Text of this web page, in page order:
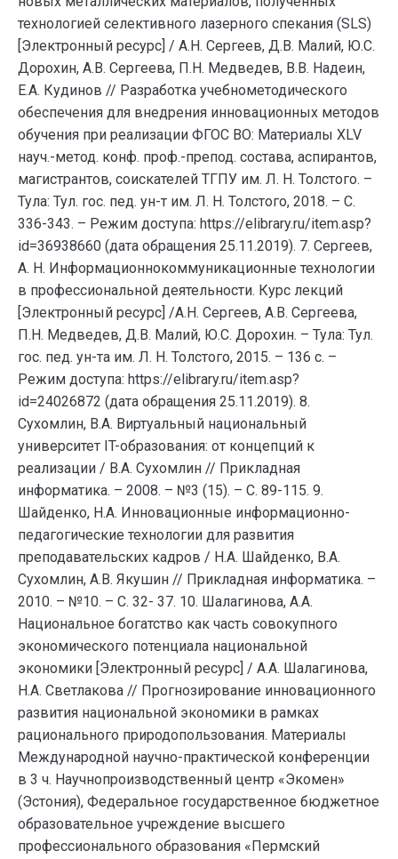
технологией селективного лазерного спекания (SLS)
[Электронный ресурс] / А.Н. Сергеев, Д.В. Малий, Ю.С.
Дорохин, А.В. Сергеева, П.Н. Медведев, В.В. Надеин,
Е.А. Кудинов // Разработка учебнометодического
обеспечения для внедрения инновационных методов
обучения при реализации ФГОС ВО: Материалы XLV
науч.-метод. конф. проф.-препод. состава, аспирантов,
магистрантов, соискателей ТГПУ им. Л. Н. Толстого. –
Тула: Тул. гос. пед. ун-т им. Л. Н. Толстого, 2018. – С.
336-343. – Режим доступа: https://elibrary.ru/item.asp?
id=36938660 (дата обращения 25.11.2019). 7. Сергеев,
А. Н. Информационнокоммуникационные технологии
в профессиональной деятельности. Курс лекций
[Электронный ресурс] /А.Н. Сергеев, А.В. Сергеева,
П.Н. Медведев, Д.В. Малий, Ю.С. Дорохин. – Тула: Тул.
гос. пед. ун-та им. Л. Н. Толстого, 2015. – 136 с. –
Режим доступа: https://elibrary.ru/item.asp?
id=24026872 (дата обращения 25.11.2019). 8.
Сухомлин, В.А. Виртуальный национальный
университет IT-образования: от концепций к
реализации / В.А. Сухомлин // Прикладная
информатика. – 2008. – №3 (15). – С. 89-115. 9.
Шайденко, Н.А. Инновационные информационно-
педагогические технологии для развития
преподавательских кадров / Н.А. Шайденко, В.А.
Сухомлин, А.В. Якушин // Прикладная информатика. –
2010. – №10. – C. 32- 37. 10. Шалагинова, А.А.
Национальное богатство как часть совокупного
экономического потенциала национальной
экономики [Электронный ресурс] / А.А. Шалагинова,
Н.А. Светлакова // Прогнозирование инновационного
развития национальной экономики в рамках
рационального природопользования. Материалы
Международной научно-практической конференции
в 3 ч. Научнопроизводственный центр «Экомен»
(Эстония), Федеральное государственное бюджетное
образовательное учреждение высшего
профессионального образования «Пермский